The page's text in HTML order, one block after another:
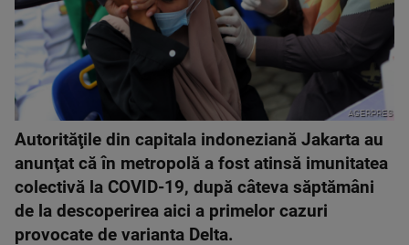
AGERPRES
Autorităţile din capitala indoneziană Jakarta au
anunţat că în metropolă a fost atinsă imunitatea
colectivă la COVID-19, după câteva săptămâni
de la descoperirea aici a primelor cazuri
provocate de varianta Delta.